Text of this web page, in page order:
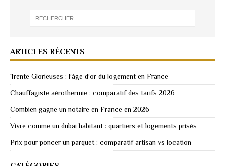
ARTICLES RÉCENTS
Trente Glorieuses : l’âge d’or du logement en France
Chauffagiste aérothermie : comparatif des tarifs 2026
Combien gagne un notaire en France en 2026
Vivre comme un dubai habitant : quartiers et logements prisés
Prix pour poncer un parquet : comparatif artisan vs location